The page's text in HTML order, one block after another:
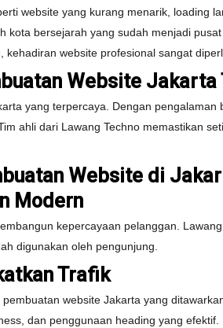
website yang kurang menarik, loading
bersejarah yang sudah menjadi
website profesional sangat
Website
yang terpercaya. Dengan
ahli dari Lawang Techno memastikan
Website di
Modern
kepercayaan pelanggan.
digunakan oleh pengunjung.
Trafik
website Jakarta yang
dan penggunaan heading yang efektif.